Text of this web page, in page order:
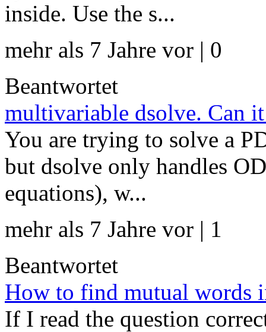
inside. Use the s...
mehr als 7 Jahre vor | 0
Beantwortet
multivariable dsolve. Can
You are trying to solve a
but dsolve only handles
equations), w...
mehr als 7 Jahre vor | 1
Beantwortet
How to find mutual words
If I read the question